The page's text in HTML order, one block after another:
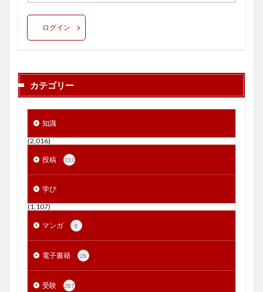
ログイン
カテゴリー
知識
(2,016)
投稿 333
学び
(1,107)
マンガ 8
電子書籍 28
受験 287